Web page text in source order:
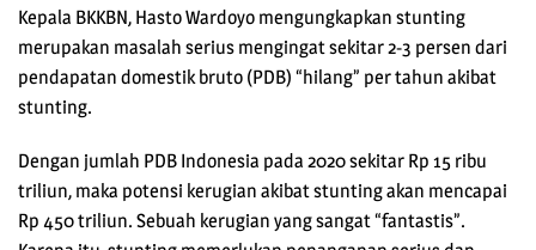
Kepala BKKBN, Hasto Wardoyo mengungkapkan stunting
merupakan masalah serius mengingat sekitar 2-3 persen dari
pendapatan domestik bruto (PDB) “hilang” per tahun akibat
stunting.
Dengan jumlah PDB Indonesia pada 2020 sekitar Rp 15 ribu
triliun, maka potensi kerugian akibat stunting akan mencapai
Rp 450 triliun. Sebuah kerugian yang sangat “fantastis”.